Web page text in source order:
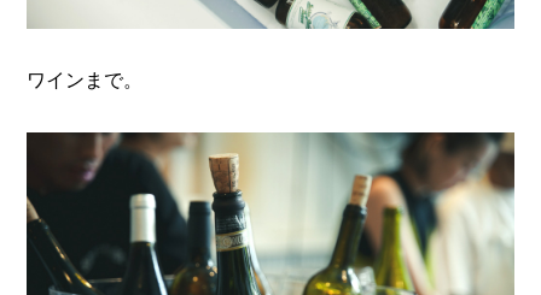
ワインまで。